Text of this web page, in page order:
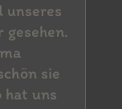
unseres
gesehen.
sie
hat uns